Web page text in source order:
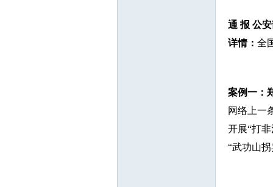
通 报 公
详情： 全
案例一：
网络上一
开展“打
“武功山